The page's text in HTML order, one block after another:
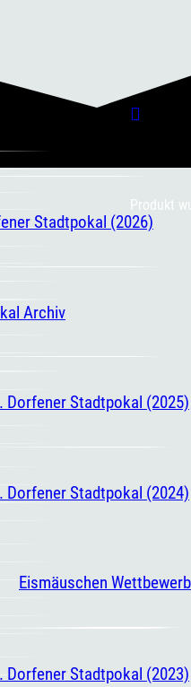
Stadtpokal (2026)
Archiv
Dorfener Stadtpokal (2025)
Dorfener Stadtpokal (2024)
Eismäuschen Wettbewerb
Dorfener Stadtpokal (2023)
Produkt